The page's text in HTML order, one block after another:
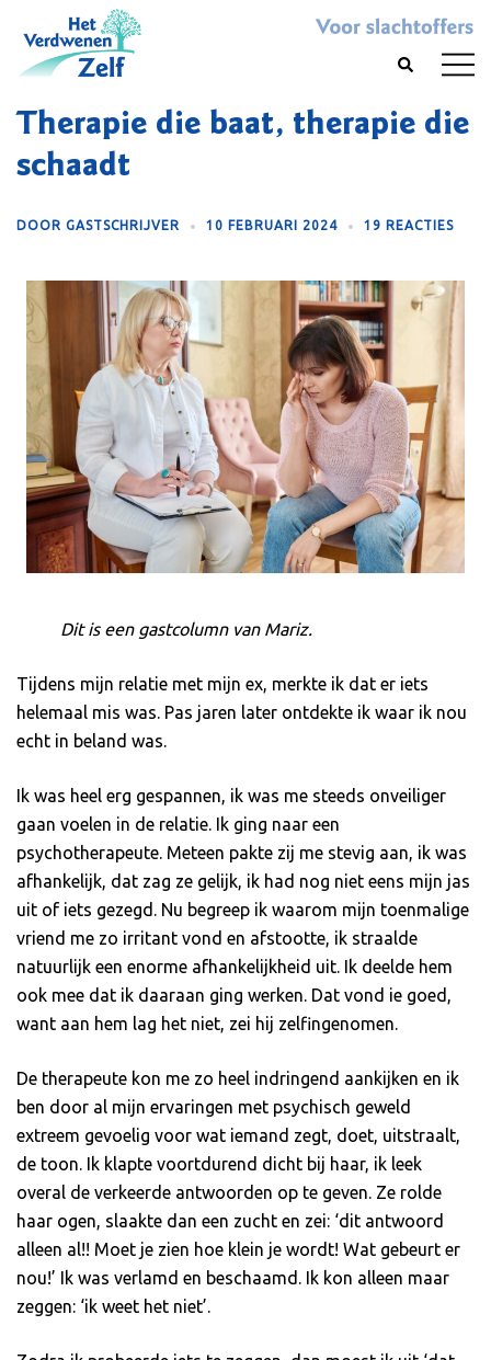
content
Search
menu
Therapie die baat, therapie die
schaadt
DOOR GASTSCHRIJVER 10 FEBRUARI 2024 19 REACTIES
Dit is een gastcolumn van Mariz.
Tijdens mijn relatie met mijn ex, merkte ik dat er iets
helemaal mis was. Pas jaren later ontdekte ik waar ik nou
echt in beland was.
Ik was heel erg gespannen, ik was me steeds onveiliger
gaan voelen in de relatie. Ik ging naar een
psychotherapeute. Meteen pakte zij me stevig aan, ik was
afhankelijk, dat zag ze gelijk, ik had nog niet eens mijn jas
uit of iets gezegd. Nu begreep ik waarom mijn toenmalige
vriend me zo irritant vond en afstootte, ik straalde
natuurlijk een enorme afhankelijkheid uit. Ik deelde hem
ook mee dat ik daaraan ging werken. Dat vond ie goed,
want aan hem lag het niet, zei hij zelfingenomen.
De therapeute kon me zo heel indringend aankijken en ik
ben door al mijn ervaringen met psychisch geweld
extreem gevoelig voor wat iemand zegt, doet, uitstraalt,
de toon. Ik klapte voortdurend dicht bij haar, ik leek
overal de verkeerde antwoorden op te geven. Ze rolde
haar ogen, slaakte dan een zucht en zei: ‘dit antwoord
alleen al!! Moet je zien hoe klein je wordt! Wat gebeurt er
nou!’ Ik was verlamd en beschaamd. Ik kon alleen maar
zeggen: ‘ik weet het niet’.